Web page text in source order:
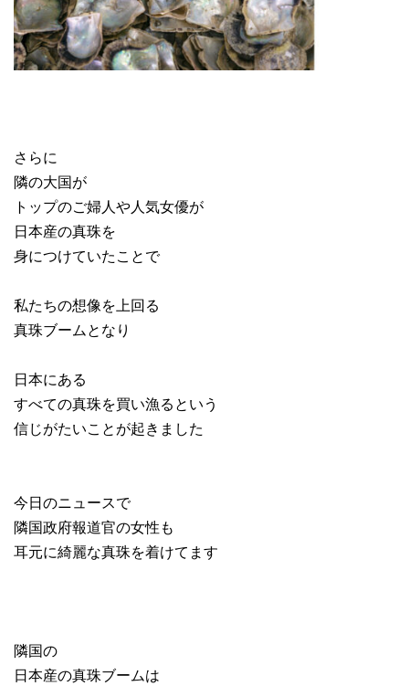
さらに
隣の大国が
トップのご婦人や人気女優が
日本産の真珠を
身につけていたことで
私たちの想像を上回る
真珠ブームとなり
日本にある
すべての真珠を買い漁るという
信じがたいことが起きました
今日のニュースで
隣国政府報道官の女性も
耳元に綺麗な真珠を着けてます
隣国の
日本産の真珠ブームは